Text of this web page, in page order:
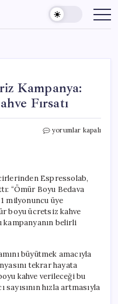
Kampanya:
Fırsatı
Espressolab’dan
Bedava
Kahve
Fırsatı
için
yorumlar kapalı
Espressolab,
“Ömür Boyu Bedava
milyonuncu üye
boyu ücretsiz kahve
kampanyanın belirli
büyütmek amacıyla
tekrar hayata
kahve verileceği bu
hızla artmasıyla